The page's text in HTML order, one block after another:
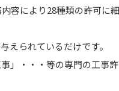
により28種類の許可に細
えられているだけです。
・・・等の専門の工事許